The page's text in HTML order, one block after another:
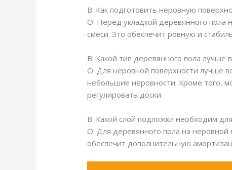
В: Как подготовить неровную
О: Перед укладкой деревянного
смеси. Это обеспечит ровную и
В: Какой тип деревянного пола лучше
О: Для неровной поверхности лучше
небольшие неровности. Кроме того,
регулировать доски.
В: Какой слой подложки необходим
О: Для деревянного пола на
обеспечит дополнительную